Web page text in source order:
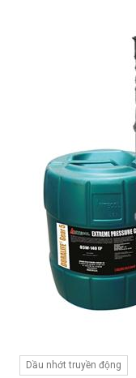
Dầu nhớt truyền động